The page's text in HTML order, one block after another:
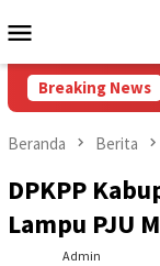
ke
Mobile
Breaking News
Bantah
Beranda Berita
DPKPP
Lampu PJU
Admin